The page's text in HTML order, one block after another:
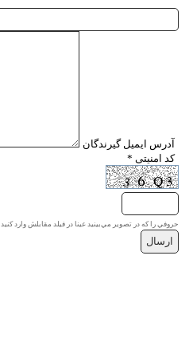
* آدرس ايميل گيرندگان
* کد امنیتی
حروفي را كه در تصوير مي‌بينيد عينا در فيلد مقابلش وارد كنيد